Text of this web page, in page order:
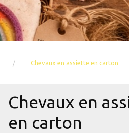
Chevaux en assiette en carton
Chevaux en
en carton